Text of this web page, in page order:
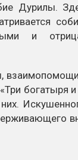
Дурилы.
и
богатыря